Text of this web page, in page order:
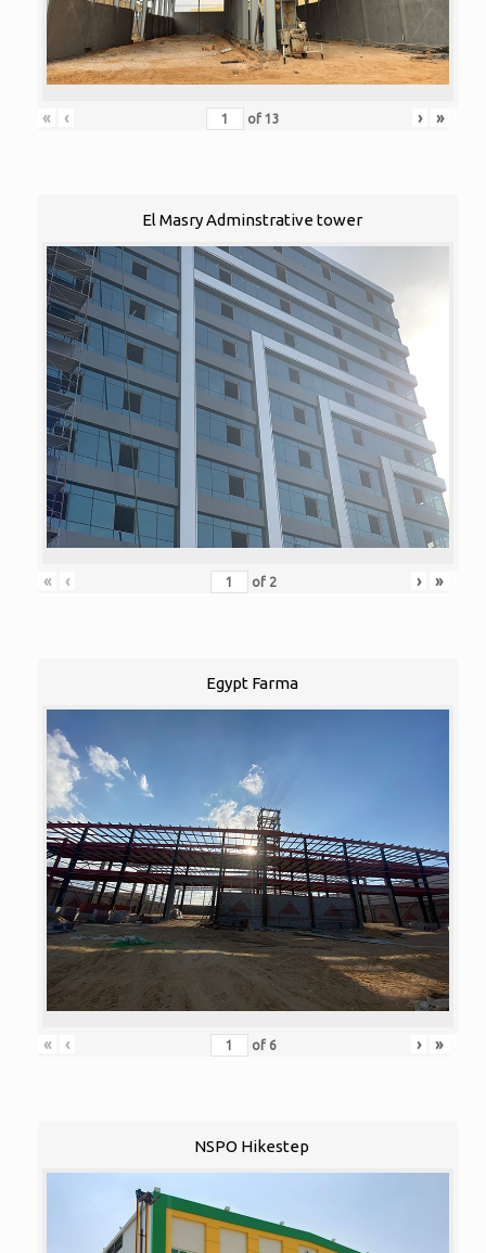
« ‹ of 13 › »
El Masry Adminstrative tower
« ‹ of 2 › »
Egypt Farma
« ‹ of 6 › »
NSPO Hikestep